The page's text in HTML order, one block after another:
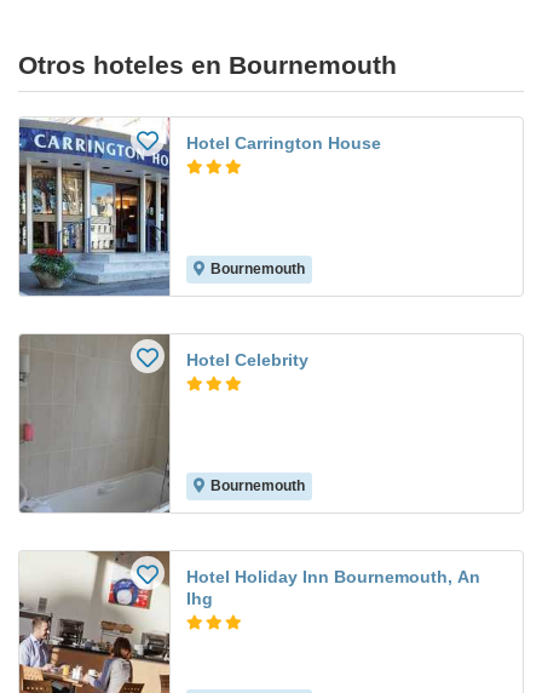
Otros hoteles en Bournemouth
Hotel Carrington House
Bournemouth
Hotel Celebrity
Bournemouth
Hotel Holiday Inn Bournemouth, An
Ihg